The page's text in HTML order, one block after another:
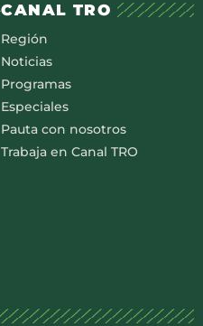
CANAL TRO
Región
Noticias
Programas
Especiales
Pauta con nosotros
Trabaja en Canal TRO